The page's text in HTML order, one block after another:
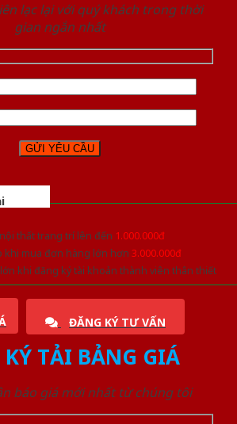
lạc lại với quý khách trong thời
gian ngắn nhất
thất trang trí lên đến 1.000.000đ
khi mua đơn hàng lớn hơn 3.000.000đ
khi đăng ký tài khoản thành viên thân thiết
ĐĂNG KÝ TƯ VẤN
TẢI BẢNG GIÁ
báo giá mới nhất từ chúng tôi